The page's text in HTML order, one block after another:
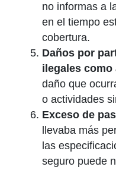
no informas a
en el tiempo
cobertura.
Daños por
ilegales como
daño que
o actividades
Exceso de
llevaba más
las
seguro puede